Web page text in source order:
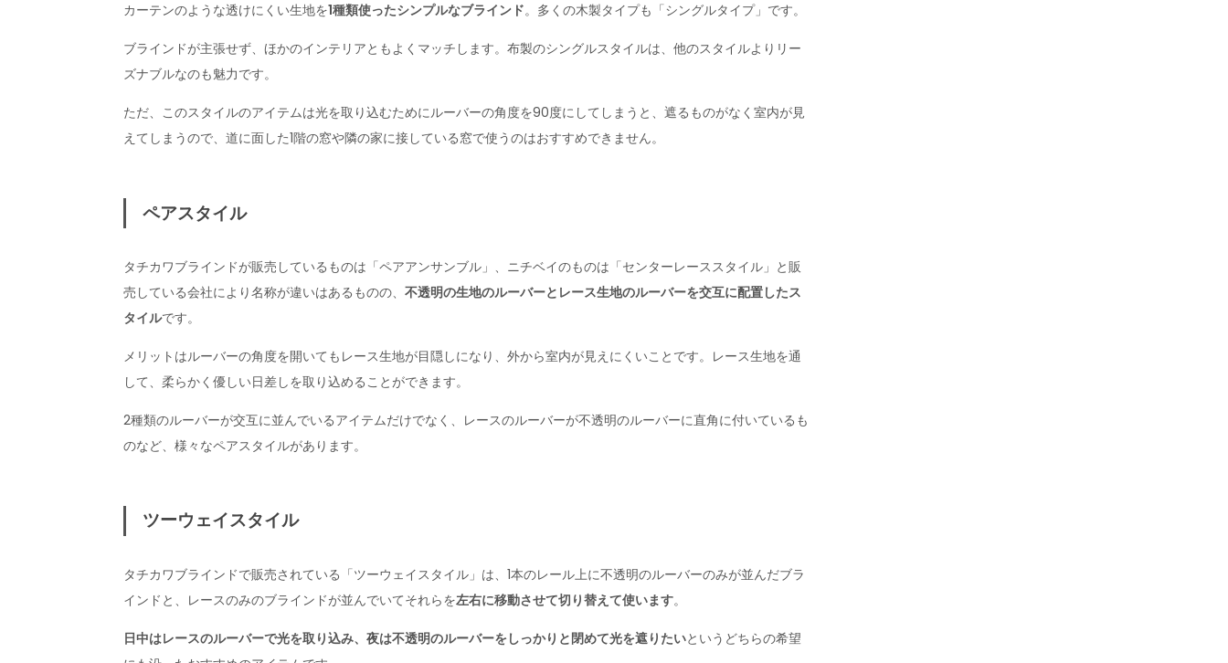
カーテンのような透けにくい生地を1種類使ったシンプルなブラインド。多くの木製タイプも「シングルタイプ」です。
ブラインドが主張せず、ほかのインテリアともよくマッチします。布製のシングルスタイルは、他のスタイルよりリー
ズナブルなのも魅力です。
ただ、このスタイルのアイテムは光を取り込むためにルーバーの角度を90度にしてしまうと、遮るものがなく室内が見
えてしまうので、道に面した1階の窓や隣の家に接している窓で使うのはおすすめできません。
ペアスタイル
タチカワブラインドが販売しているものは「ペアアンサンブル」、ニチベイのものは「センターレーススタイル」と販
売している会社により名称が違いはあるものの、 不透明の生地のルーバーとレース生地のルーバーを交互に配置したス
タイルです。
メリットはルーバーの角度を開いてもレース生地が目隠しになり、外から室内が見えにくいことです。レース生地を通
して、柔らかく優しい日差しを取り込めることができます。
2種類のルーバーが交互に並んでいるアイテムだけでなく、レースのルーバーが不透明のルーバーに直角に付いているも
のなど、様々なペアスタイルがあります。
ツーウェイスタイル
タチカワブラインドで販売されている「ツーウェイスタイル」は、1本のレール上に不透明のルーバーのみが並んだブラ
インドと、レースのみのブラインドが並んでいてそれらを左右に移動させて切り替えて使います。
日中はレースのルーバーで光を取り込み、夜は不透明のルーバーをしっかりと閉めて光を遮りたいというどちらの希望